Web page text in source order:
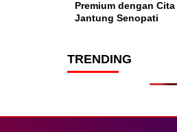
Premium dengan
Jantung Senopati
TRENDING